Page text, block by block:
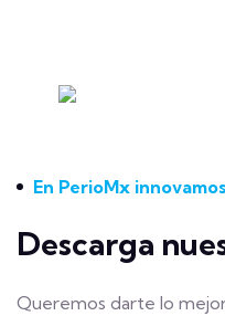
En PerioMx innovamos
Descarga
Queremos darte lo